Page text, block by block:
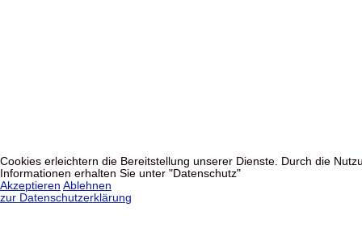
Cookies erleichtern die Bereitstellung unserer Dienste. Durch die
Informationen erhalten Sie unter "Datenschutz"
Akzeptieren Ablehnen
zur Datenschutzerklärung